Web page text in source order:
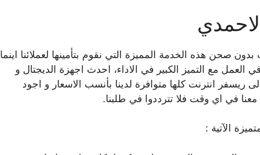
صحن هذه الخدمة المميزة التي نقوم بتأمينها لعملائنا اينما
مع التميز الكبير في الاداء، احدث اجهزة الديجتال و
ريسفر انترنت كلها متوافرة لدينا بأنسب الاسعار و اجود
معنا في اي وقت فلا تترددوا في طلبنا.
الآتية :